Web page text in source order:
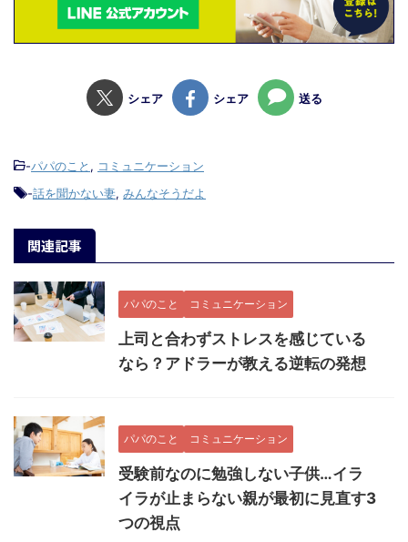
シェア シェア 送る
-パパのこと , コミュニケーション
-話を聞かない妻, みんなそうだよ
関連記事
パパのこと コミュニケーション
上司と合わずストレスを感じている
なら？アドラーが教える逆転の発想
パパのこと コミュニケーション
受験前なのに勉強しない子供…イラ
イラが止まらない親が最初に見直す3
つの視点